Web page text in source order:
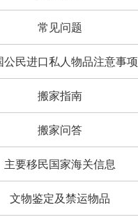
常见问题
公民进口私人物品注意事项
搬家指南
搬家问答
主要移民国家海关信息
文物鉴定及禁运物品